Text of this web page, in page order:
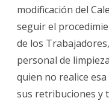
modificación del
seguir el
de los
personal de
quien no realice
sus retribuciones y